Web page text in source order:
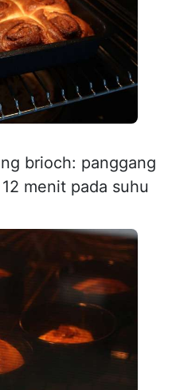
brioch: panggang
menit pada suhu